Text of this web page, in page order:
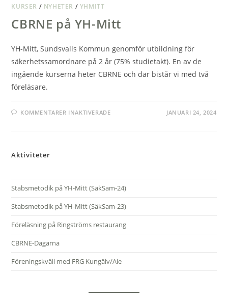
KURSER / NYHETER / YHMITT
CBRNE på YH-Mitt
YH-Mitt, Sundsvalls Kommun genomför utbildning för
säkerhetssamordnare på 2 år (75% studietakt). En av de
ingående kurserna heter CBRNE och där bistår vi med två
föreläsare.
KOMMENTARER INAKTIVERADEFÖR JANUARI 24, 2024
Aktiviteter
Stabsmetodik på YH-Mitt (SäkSam-24)
Stabsmetodik på YH-Mitt (SäkSam-23)
Föreläsning på Ringströms restaurang
CBRNE-Dagarna
Föreningskväll med FRG Kungälv/Ale